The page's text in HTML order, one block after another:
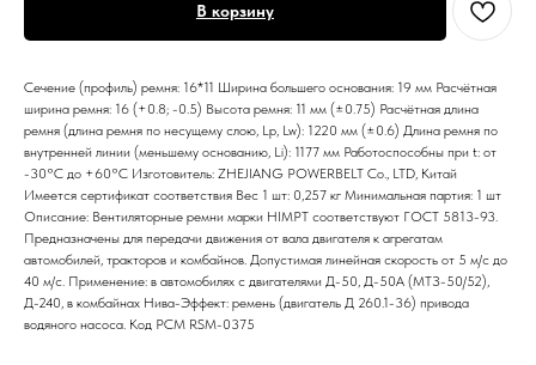
В корзину
Сечение (профиль) ремня: 16*11 Ширина большего основания: 19 мм Расчётная
ширина ремня: 16 (+0.8; -0.5) Высота ремня: 11 мм (±0.75) Расчётная длина
ремня (длина ремня по несущему слою, Lp, Lw): 1220 мм (±0.6) Длина ремня по
внутренней линии (меньшему основанию, Li): 1177 мм Работоспособны при t: от
-30°C до +60°C Изготовитель: ZHEJIANG POWERBELT Co., LTD, Китай
Имеется сертификат соответствия Вес 1 шт: 0,257 кг Минимальная партия: 1 шт
Описание: Вентиляторные ремни марки HIMPT соответствуют ГОСТ 5813-93.
Предназначены для передачи движения от вала двигателя к агрегатам
автомобилей, тракторов и комбайнов. Допустимая линейная скорость от 5 м/с до
40 м/с. Применение: в автомобилях с двигателями Д-50, Д-50А (МТЗ-50/52),
Д-240, в комбайнах Нива-Эффект: ремень (двигатель Д 260.1-36) привода
водяного насоса. Код РСМ RSM-0375